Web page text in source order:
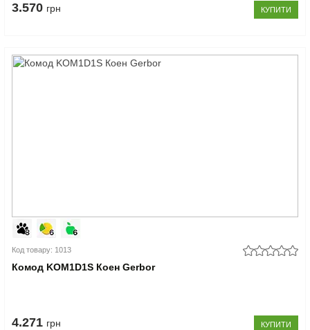
3.570 грн КУПИТИ
Код товару: 1013
Комод KOM1D1S Коен Gerbor
4.271 грн КУПИТИ